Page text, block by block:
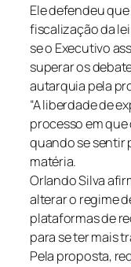
Ele defendeu
fiscalização da
se o Executivo
superar os
autarquia pela
“A liberdade de
processo em
quando se sentir
matéria.
Orlando Silva
alterar o regime
plataformas de
para se ter mais
Pela proposta,